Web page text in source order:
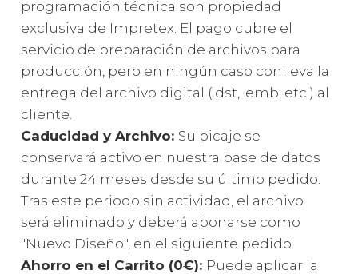
programación técnica son propiedad
exclusiva de Impretex. El pago cubre el
servicio de preparación de archivos para
producción, pero en ningún caso conlleva la
entrega del archivo digital (.dst, .emb, etc.) al
cliente.
Caducidad y Archivo: Su picaje se
conservará activo en nuestra base de datos
durante 24 meses desde su último pedido.
Tras este periodo sin actividad, el archivo
será eliminado y deberá abonarse como
"Nuevo Diseño", en el siguiente pedido.
Ahorro en el Carrito (0€): Puede aplicar la